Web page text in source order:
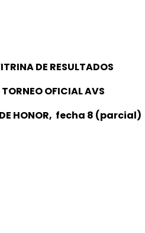
DE RESULTADOS
TORNEO OFICIAL AVS
DE HONOR, fecha 8 (parcial)